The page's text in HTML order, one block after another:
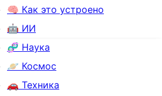
🧠 Как это устроено
🤖 ИИ
🧬 Наука
🪐 Космос
🚗 Техника